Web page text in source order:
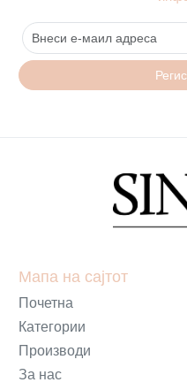
Мапа на сајтот
Почетна
Категории
Производи
За нас